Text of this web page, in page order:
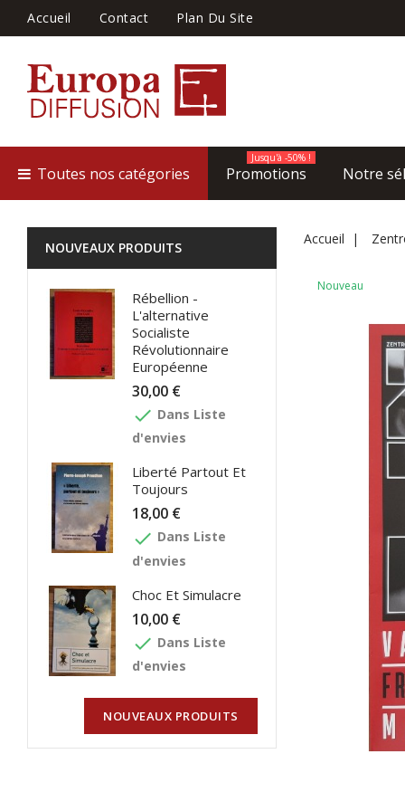
Accueil Contact Plan Du Site
Toutes nos catégories Promotions
Jusqu'à -50% !
Notre
NOUVEAUX PRODUITS
Rébellion -
L'alternative
Socialiste
Révolutionnaire
Européenne
30,00 €
done Dans Liste
d'envies
Liberté Partout Et
Toujours
18,00 €
done Dans Liste
d'envies
Choc Et Simulacre
10,00 €
done Dans Liste
d'envies
NOUVEAUX PRODUITS
Accueil
Nouveau